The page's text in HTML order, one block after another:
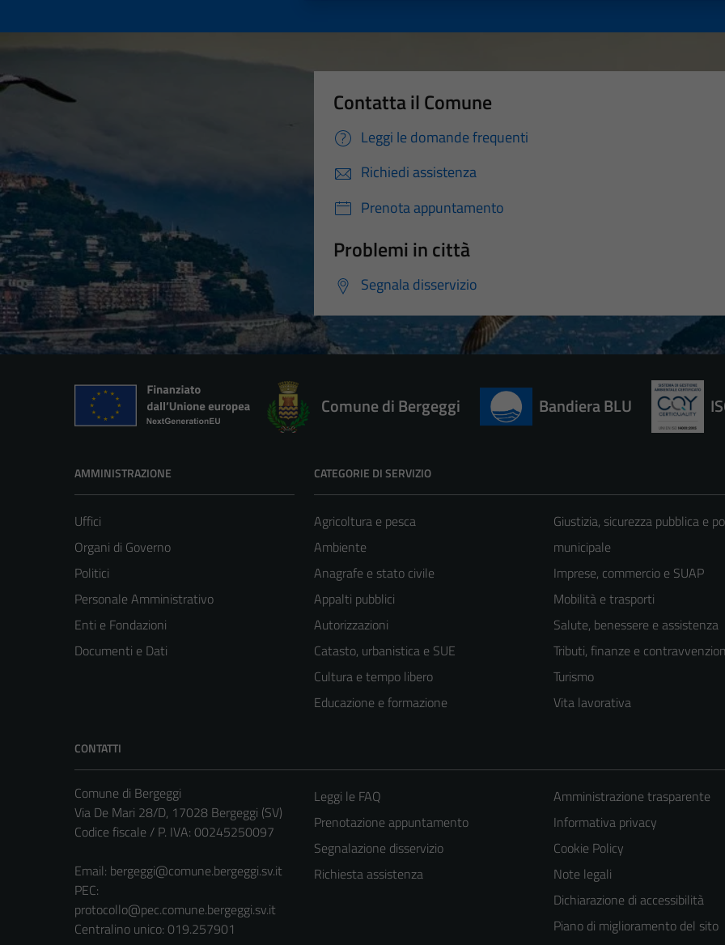
Contatta il Comune
Leggi le domande frequenti
Richiedi assistenza
Prenota appuntamento
Problemi in città
Segnala disservizio
Comune di Bergeggi Bandiera BLU
AMMINISTRAZIONE
Uffici
Organi di Governo
Politici
Personale Amministrativo
Enti e Fondazioni
Documenti e Dati
CATEGORIE DI SERVIZIO
Agricoltura e pesca
Ambiente
Anagrafe e stato civile
Appalti pubblici
Autorizzazioni
Catasto, urbanistica e SUE
Cultura e tempo libero
Educazione e formazione
Giustizia, sicurezza pubblica e
municipale
Imprese, commercio e SUAP
Mobilità e trasporti
Salute, benessere e assistenza
Tributi, finanze e
Turismo
Vita lavorativa
CONTATTI
Comune di Bergeggi
Via De Mari 28/D, 17028 Bergeggi (SV)
Codice fiscale / P. IVA: 00245250097
Email: bergeggi@comune.bergeggi.sv.it
PEC:
protocollo@pec.comune.bergeggi.sv.it
Centralino unico: 019.257901
Leggi le FAQ
Prenotazione appuntamento
Segnalazione disservizio
Richiesta assistenza
Amministrazione trasparente
Informativa privacy
Cookie Policy
Note legali
Dichiarazione di accessibilità
Piano di miglioramento del sito